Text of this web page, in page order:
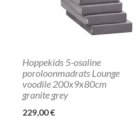
Hoppekids 5-osaline
poroloonmadrats Lounge
voodile 200x9x80cm
granite grey
229,00 €